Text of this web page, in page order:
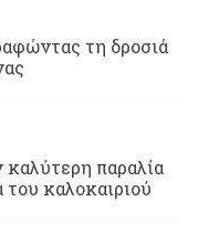
τη δροσιά
παραλία
του καλοκαιριού